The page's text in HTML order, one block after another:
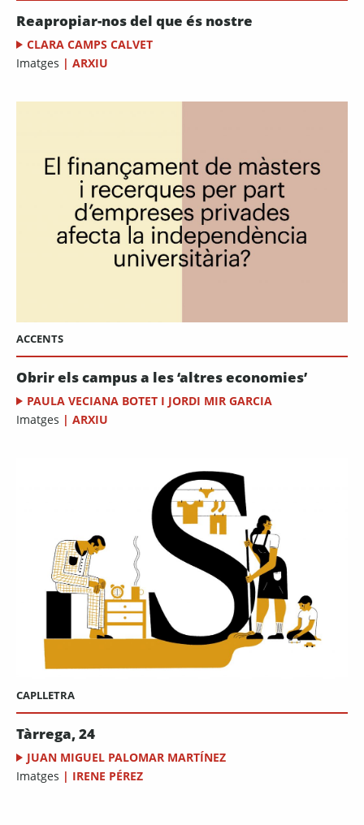
Reapropiar-nos del que és nostre
CLARA CAMPS CALVET
Imatges | ARXIU
ACCENTS
Obrir els campus a les ‘altres economies’
PAULA VECIANA BOTET I JORDI MIR GARCIA
Imatges | ARXIU
CAPLLETRA
Tàrrega, 24
JUAN MIGUEL PALOMAR MARTÍNEZ
Imatges | IRENE PÉREZ